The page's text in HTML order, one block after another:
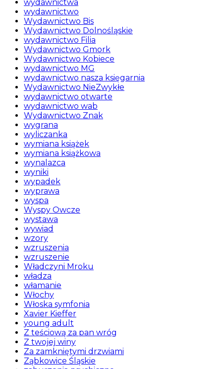
wydawnictwa
wydawnictwo
Wydawnictwo Bis
Wydawnictwo Dolnośląskie
wydawnictwo Filia
Wydawnictwo Gmork
Wydawnictwo Kobiece
wydawnictwo MG
wydawnictwo nasza księgarnia
Wydawnictwo NieZwykłe
wydawnictwo otwarte
wydawnictwo wab
Wydawnictwo Znak
wygrana
wyliczanka
wymiana książek
wymiana książkowa
wynalazca
wyniki
wypadek
wyprawa
wyspa
Wyspy Owcze
wystawa
wywiad
wzory
wzruszenia
wzruszenie
Władczyni Mroku
władza
włamanie
Włochy
Włoska symfonia
Xavier Kieffer
young adult
Z teściową za pan wróg
Z twojej winy
Za zamkniętymi drzwiami
Ząbkowice Śląskie